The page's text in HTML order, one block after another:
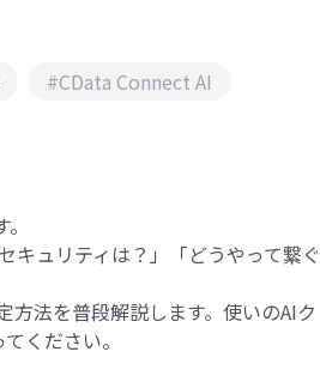
#CData Connect AI
キュリティは？」「どうやって繋ぐ
法を普段解説します。使いのAIク
ください。